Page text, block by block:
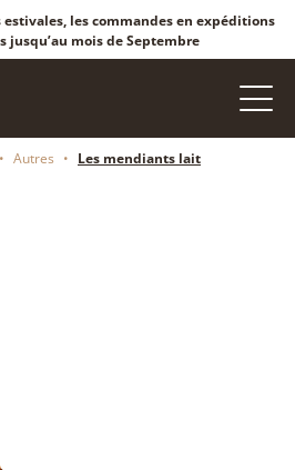
les commandes en expéditions
jusqu’au mois de Septembre
• Autres • Les mendiants lait